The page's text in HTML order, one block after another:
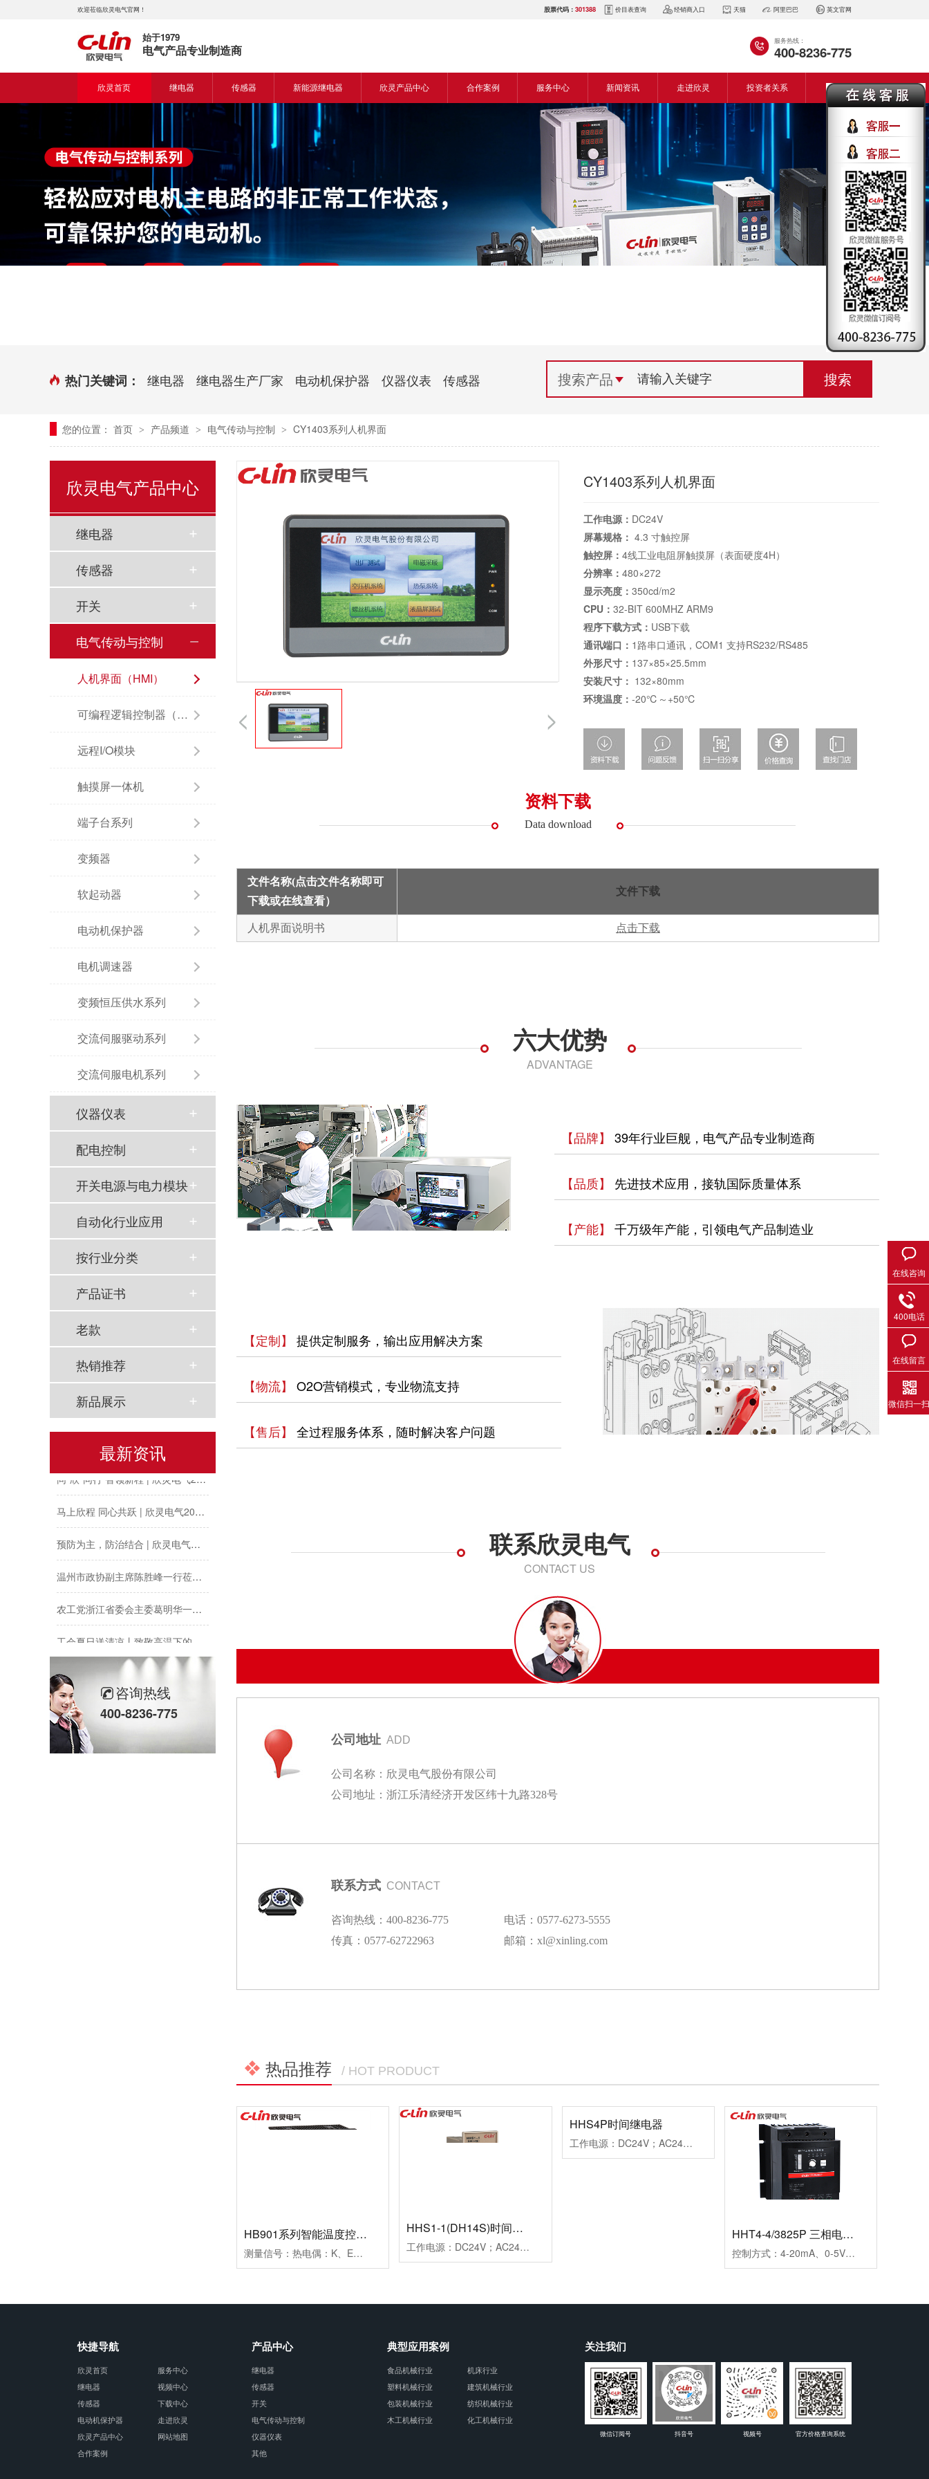
价目表查询 经销商入口 天猫 阿里巴巴 英文官网
欢迎莅临欣灵电气官网！ 股票代码：301388
始于1979
电气产品专业制造商
服务热线：
400-8236-775
欣灵首页 继电器
时间继电器
固体继电器
计数继电器
液位继电器
新能源继电器
传感器
接近开关
光电开关
编码器
热电偶
新能源继电器
新能源交流继电器
新能源直流继电器
欣灵产品中心
电气传动与控制
合作案例
塑料机械行业
建筑机械行业
服务中心
营销网络
服务热线
电商平台
下载中心
常见问题
技术支持
新闻资讯
新闻动态
展会资讯
电气百科
常见问答
走进欣灵
企业简介
董事长致词
企业风采
专利证书
组织机构
联系欣灵
投资者关系
热门关键词： 继电器 继电器生产厂家 电动机保护器 仪器仪表 传感器
您的位置： 首页 > 产品频道 > 电气传动与控制 > CY1403系列人机界面
CY1403系列人机界面
工作电源： DC24V
屏幕规格： 4.3 寸触控屏
触控屏：4线工业电阻屏触摸屏（表面硬度4H）
分辨率：480×272
显示亮度：350cd/m2
CPU：32-BIT 600MHZ ARM9
程序下载方式： USB下载
通讯端口： 1路串口通讯，COM1 支持RS232/RS485
外形尺寸： 137×85×25.5mm
安装尺寸： 132×80mm
环境温度：-20℃～+50℃
资料下载
Data download
文件名称(点击文件名称即可
下载或在线查看）
文件下载
人机界面说明书 点击下载
六大优势
ADVANTAGE
【品牌】 39年行业巨舰，电气产品专业制造商
【品质】 先进技术应用，接轨国际质量体系
【产能】 千万级年产能，引领电气产品制造业
【定制】 提供定制服务，输出应用解决方案
【物流】 O2O营销模式，专业物流支持
【售后】 全过程服务体系，随时解决客户问题
联系欣灵电气
CONTACT US
公司地址 ADD
公司名称：欣灵电气股份有限公司
公司地址：浙江乐清经济开发区纬十九路328号
联系方式 CONTACT
咨询热线：400-8236-775
电话：0577-6273-5555
传真：0577-62722963
邮箱：xl@xinling.com
热品推荐 / HOT PRODUCT
HB901系列智能温度控制仪
测量信号：热电偶：K、E、J；热电阻：Pt100、Cu50控制方式：二位式继电器通断控制PID调节继电器通断控制；PID调节驱动SSR电压控制报警方式：一组报警继电器触点输出二组报警继电器触点输出工作电源：AC100~240V外形尺寸：96×96×78mm开孔尺寸：92×92mm附加功能：通讯功能、变送功能典型应用：用于挤塑机、回流焊机、鞋机等控温场合备注：多种传感器输入用户任意设定
HHS1-1(DH14S)时间继电器
工作电源：DC24V；AC24V、AC220V、AC380V延时范围：0.01s~99h99m时分秒设置重复误差：≤1%工作模式：通电延时计时方式：正计时，数码管显示触点形式：两组延时带复位暂停功能触点容量：3AAC250V(阻性)外形尺寸：52×104×114mm开孔尺寸：45×77mm安装方式：面板式
HHS4P时间继电器
工作电源：DC24V；AC24V、AC220V、AC380V延时范围：0.99s、9.9s、99s、9.9m、99m、99h99.9s、999s、99.9m、999m、999h重复误差：≤1%工作模式：通电延时触点形式：两组延时触点触点容量：3AAC250V(阻性)外形尺寸：45×82×90mm开孔尺寸：56-2×Φ4.5mm安装方式：装置式或35mm导轨式
HHT4-4/3825P 三相电力调整器
控制方式：4-20mA、0-5V、0-10V三种方式可选输出方式：相位输出，移相范围0-150°负载电压：三相440VAC（三相三线）负载电流：25A保护功能：快速熔断器报警功能：断相、超温，继电器输出(1A/250VAC)介质耐压：≥2000VAC显示功能：LED面板显示SCR输出百分比及工作状态指示安装方式：螺栓安装使用负载：定阻抗电热丝、IR远红外线、UV灯管等外型尺寸：150×130×175mm安装尺寸：80×116mm(4-M5)冷却方式：自然冷却
欣灵电气产品中心
继电器
传感器
开关
电气传动与控制
人机界面（HMI）
可编程逻辑控制器（PLC）
远程I/O模块
触摸屏一体机
端子台系列
变频器
软起动器
电动机保护器
电机调速器
变频恒压供水系列
交流伺服驱动系列
交流伺服电机系列
仪器仪表
配电控制
开关电源与电力模块
自动化行业应用
按行业分类
产品证书
老款
热销推荐
新品展示
最新资讯
同“欣”同行 智领新程 | 欣灵电气2025年度表彰总结大会暨新年酒会成功举办！
欣灵党建之行 寻访红色“旗”迹
欣灵“粽”头戏丨乐享『端午游园会』
咨询热线
400-8236-775
快捷导航
欣灵首页
服务中心
继电器
视频中心
传感器
下载中心
电动机保护器
走进欣灵
欣灵产品中心
网站地图
合作案例
产品中心
继电器
传感器
开关
电气传动与控制
仪器仪表
其他
典型应用案例
食品机械行业
机床行业
塑料机械行业
建筑机械行业
包装机械行业
纺织机械行业
木工机械行业
化工机械行业
关注我们
微信订阅号 抖音号 视频号 官方价格查询系统
在线咨询
400电话
在线留言
微信扫一扫